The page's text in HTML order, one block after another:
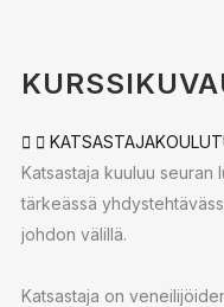
Katsastaja kuuluu seuran
tärkeässä
johdon välillä.
Katsastaja on